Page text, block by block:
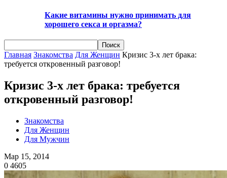
Какие витамины нужно принимать для
хорошего секса и оргазма?
Главная Знакомства Для Женщин Кризис 3-х лет брака:
требуется откровенный разговор!
Кризис 3-х лет брака: требуется
откровенный разговор!
Знакомства
Для Женщин
Для Мужчин
Мар 15, 2014
0 4605